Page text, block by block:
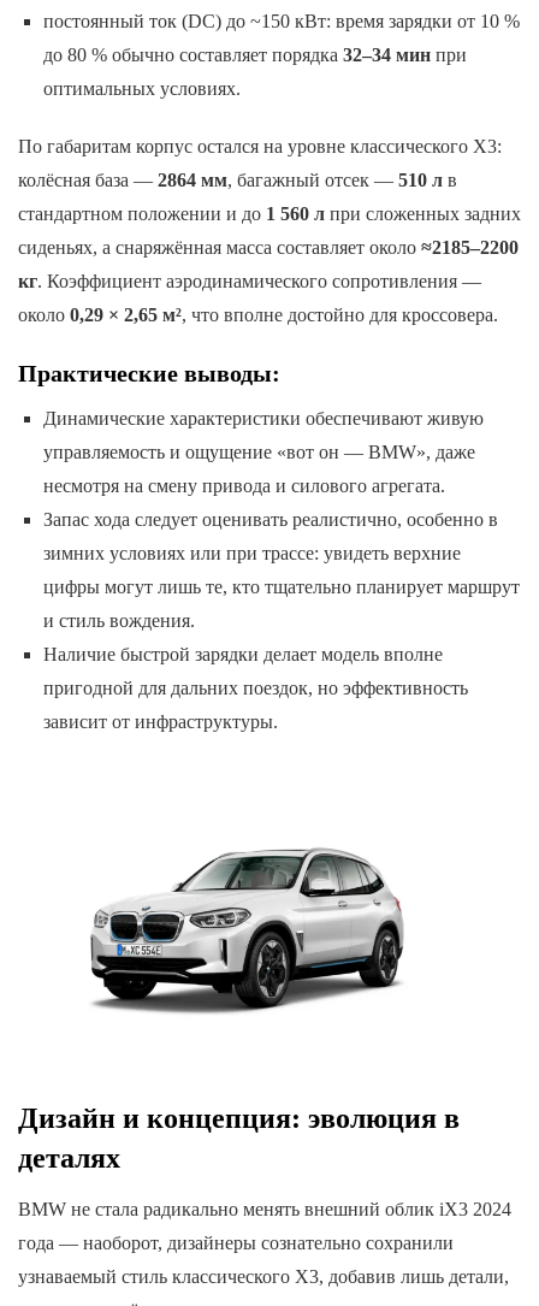
постоянный ток (DC) до ~150 кВт: время зарядки от 10 %
до 80 % обычно составляет порядка 32–34 минпри
оптимальных условиях.
По габаритам корпус остался на уровне классического X3:
колёсная база — 2864 мм, багажный отсек — 510 л в
стандартном положении и до 1 560 л при сложенных задних
сиденьях, а снаряжённая масса составляет около ≈2185–2200
кг. Коэффициент аэродинамического сопротивления —
около 0,29 × 2,65 м², что вполне достойно для кроссовера.
Практические выводы:
Динамические характеристики обеспечивают живую
управляемость и ощущение «вот он — BMW», даже
несмотря на смену привода и силового агрегата.
Запас хода следует оценивать реалистично, особенно в
зимних условиях или при трассе: увидеть верхние
цифры могут лишь те, кто тщательно планирует маршрут
и стиль вождения.
Наличие быстрой зарядки делает модель вполне
пригодной для дальних поездок, но эффективность
зависит от инфраструктуры.
Дизайн и концепция: эволюция в
деталях
BMW не стала радикально менять внешний облик iX3 2024
года — наоборот, дизайнеры сознательно сохранили
узнаваемый стиль классического X3, добавив лишь детали,